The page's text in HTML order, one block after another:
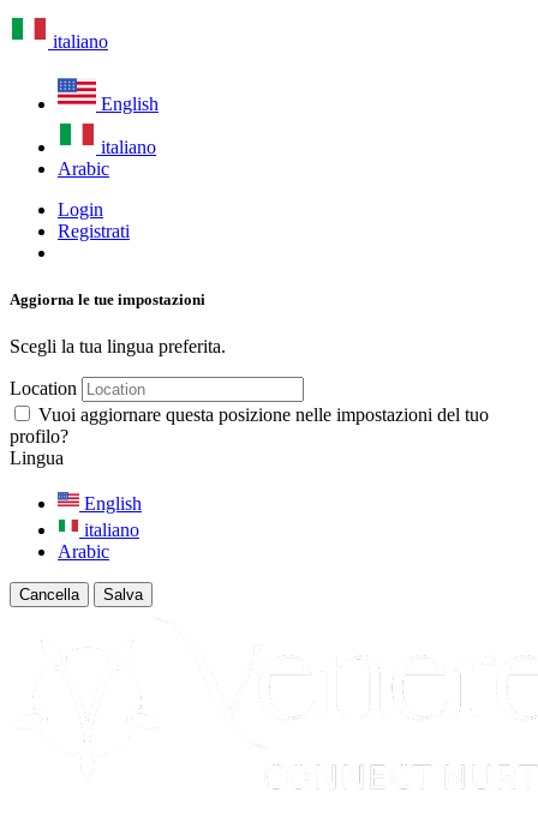
italiano
English
italiano
Arabic
Login
Registrati
Aggiorna le tue impostazioni
Scegli la tua lingua preferita.
Location
Vuoi aggiornare questa posizione nelle impostazioni del tuo
profilo?
Lingua
English
italiano
Arabic
Cancella Salva